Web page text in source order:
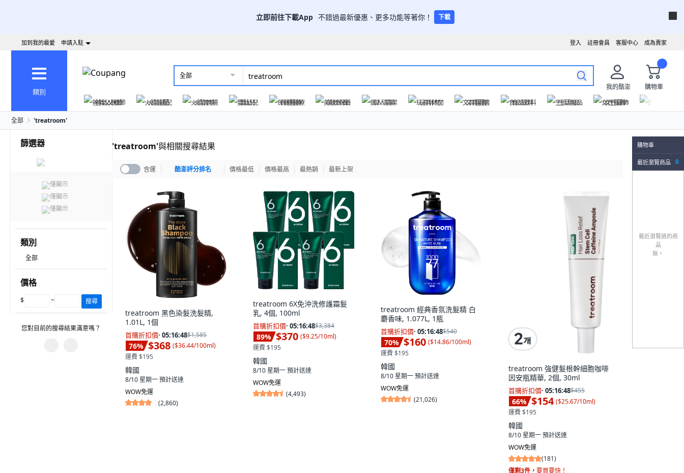
立即前往下載App 不錯過最新優惠、更多功能等著你！ 下載
成為賣家
客服中心
註冊會員
登入
加到我的最愛 申請入駐
類別
全部
我的酷澎
購物車
爸氣父親節
火箭速配 火箭跨境 嬰幼兒 保健醫療 美妝保養 個人清潔 玩具休閒 文具圖書 食品飲料 生活用品 女性服飾
購物車
最近瀏覽商品 0
最近瀏覽過的商
品
無。
全部 'treatroom'
篩選器
僅顯示
僅顯示
僅顯示
類別
全部
價格
$ ~ 搜尋
您對目前的搜尋結果滿意嗎？
'treatroom'與相關搜尋結果
含運 酷澎評分排名 價格最低 價格最高 最熱銷 最新上架
treatroom 黑色染髮洗髮精,
1.01L, 1個
首購折扣價· 05:16:47$1,585
76% $368 ($36.44/100ml)
運費 $195
韓國
8/10 星期一預計送達
WOW免運
(2,860)
treatroom 6X免沖洗修護霜髮
乳, 4個, 100ml
首購折扣價· 05:16:47$3,384
89% $370 ($9.25/10ml)
運費 $195
韓國
8/10 星期一預計送達
WOW免運
(4,493)
treatroom 經典香氛洗髮精 白
麝香味, 1.077L, 1瓶
首購折扣價· 05:16:47$540
70% $160 ($14.86/100ml)
運費 $195
韓國
8/10 星期一預計送達
WOW免運
(21,026)
treatroom 強健髮根幹細胞咖啡
因安瓶精華, 2個, 30ml
首購折扣價· 05:16:47$455
66% $154 ($25.67/10ml)
運費 $195
韓國
8/10 星期一預計送達
WOW免運
(181)
僅剩3件， 要買要快！